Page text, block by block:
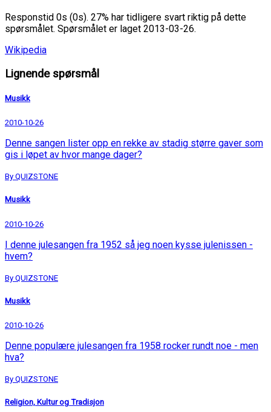
Responstid 0s (0s). 27% har tidligere svart riktig på dette
spørsmålet. Spørsmålet er laget 2013-03-26.
Wikipedia
Lignende spørsmål
Musikk
2010-10-26
Denne sangen lister opp en rekke av stadig større gaver som
gis i løpet av hvor mange dager?
By QUIZSTONE
Musikk
2010-10-26
I denne julesangen fra 1952 så jeg noen kysse julenissen -
hvem?
By QUIZSTONE
Musikk
2010-10-26
Denne populære julesangen fra 1958 rocker rundt noe - men
hva?
By QUIZSTONE
Religion, Kultur og Tradisjon